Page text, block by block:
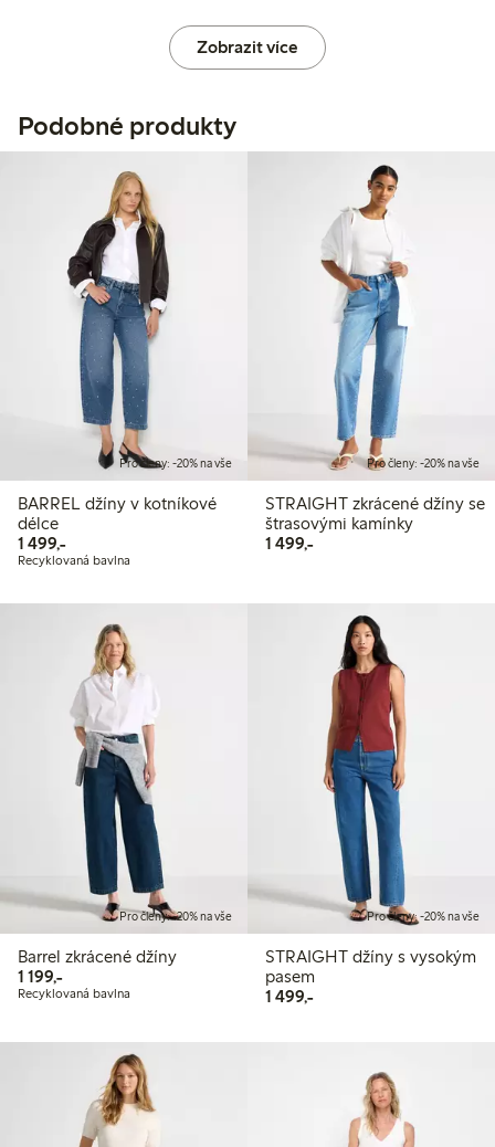
Zobrazit více
Podobné produkty
Pro členy: -20% na vše
BARREL džíny v kotníkové
délce
1 499,-1 499,00 Kč
Recyklovaná bavlna
Pro členy: -20% na vše
STRAIGHT zkrácené džíny se
štrasovými kamínky
1 499,-1 499,00 Kč
Pro členy: -20% na vše
Barrel zkrácené džíny
1 199,-1 199,00 Kč
Recyklovaná bavlna
Pro členy: -20% na vše
STRAIGHT džíny s vysokým
pasem
1 499,-1 499,00 Kč